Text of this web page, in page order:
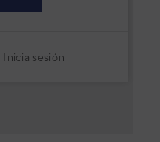
Inicia sesión